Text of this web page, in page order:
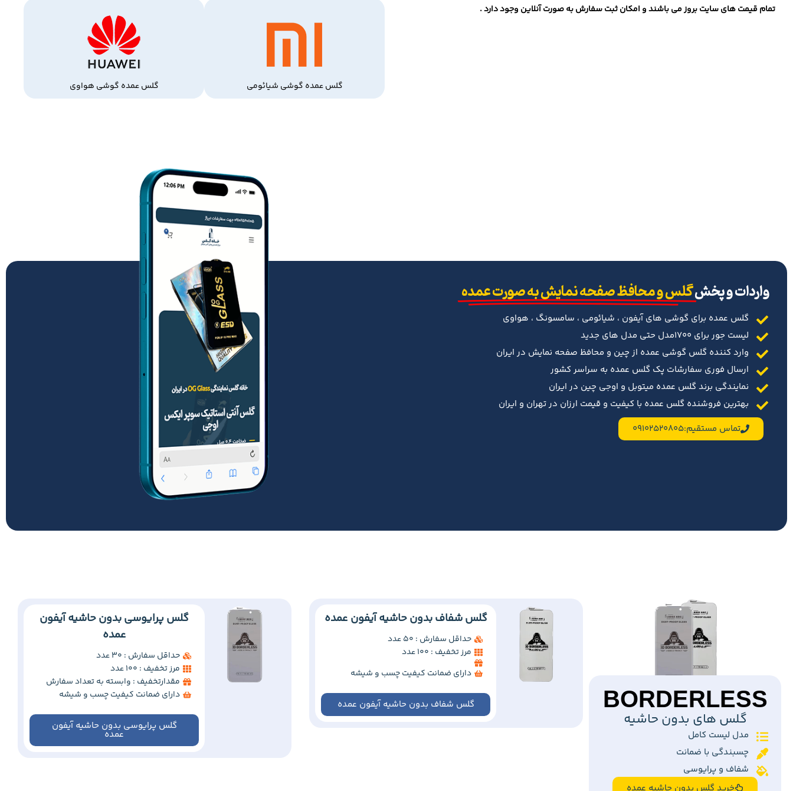
تمام قیمت های سایت بروز می باشند و امکان ثبت سفارش به صورت آنلاین وجود دارد .
گلس عمده گوشی شیائومی گلس عمده گوشی هواوی
‌واردات و پخشگلس و محافظ صفحه نمایش به صورت عمده
گلس عمده برای گوشی های آیفون ، شیائومی ، سامسونگ ، هواوی
لیست جور برای 1700مدل حتی مدل های جدید
وارد کننده گلس گوشی عمده از چین و محافظ صفحه نمایش در ایران
ارسال فوری سفارشات پک گلس عمده به سراسر کشور
نمایندگی برند گلس عمده میتوبل و اوجی چین در ایران
بهترین فروشنده گلس عمده با کیفیت و قیمت ارزان در تهران و ایران
تماس مستقیم:09102520805
BORDERLESS
گلس های بدون حاشیه
مدل لیست کامل
چسبندگی با ضمانت
شفاف و پرایوسی
گلس شفاف بدون حاشیه آیفون عمده
حداقل سفارش : 50 عدد
مرز تخفیف : 100 عدد
دارای ضمانت کیفیت چسب و شیشه
گلس شفاف بدون حاشیه آیفون عمده
گلس پرایوسی بدون حاشیه آیفون
عمده
حداقل سفارش : 30 عدد
مرز تخفیف : 100 عدد
مقدارتخفیف : وابسته به تعداد سفارش
دارای ضمانت کیفیت چسب و شیشه
گلس پرایوسی بدون حاشیه آیفون
عمده